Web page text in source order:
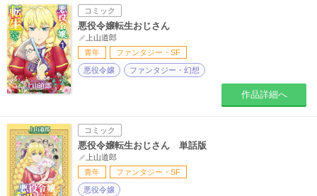
コミック
悪役令嬢転生おじさん
上山道郎
青年
ファンタジー・SF
悪役令嬢 ファンタジー・幻想
作品詳細へ
コミック
悪役令嬢転生おじさん 単話版
上山道郎
青年
ファンタジー・SF
悪役令嬢